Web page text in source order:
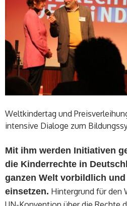
Weltkindertag und
intensive Dialoge zum
Mit ihm werden Initiativen
die Kinderrechte in
ganzen Welt vorbildlich und
einsetzen. Hintergrund für den